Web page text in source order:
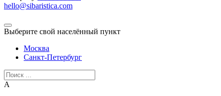
hello@sibaristica.com
Выберите свой населённый пункт
Москва
Санкт-Петербург
А